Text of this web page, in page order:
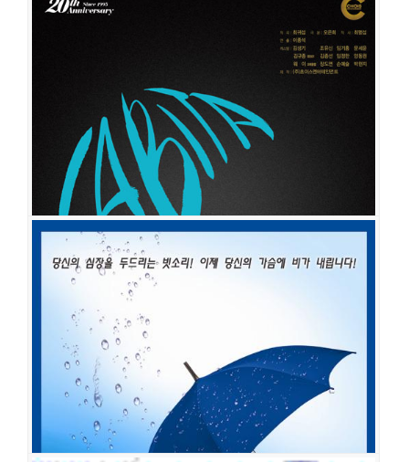
예술극장 나무와물
김순택 조현우임현준김한재
이선근 박준후(박영필)정휘욱 임현태백인영
이영호 조병준 김준영윤담 최민우 김은비 김가빈
사랑은 비를 타고
동양예술극장 2관
안재모 전진오 김견우(제이)원성준은경균
이경진 홍민아 임현수 박시원 황만익김순택 이민재 승호
전재홍
임현준 이보람 김지현 김소정세미